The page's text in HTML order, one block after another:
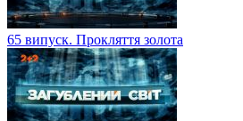
65 випуск. Прокляття золота